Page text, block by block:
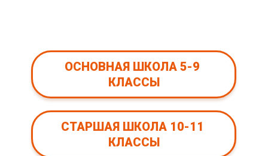
ОСНОВНАЯ ШКОЛА 5-9
КЛАССЫ
СТАРШАЯ ШКОЛА 10-11
КЛАССЫ